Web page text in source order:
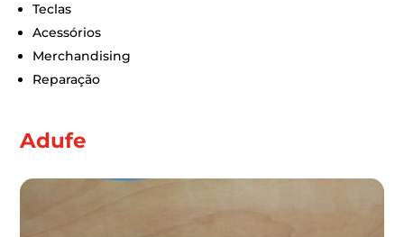
Teclas
Acessórios
Merchandising
Reparação
Adufe